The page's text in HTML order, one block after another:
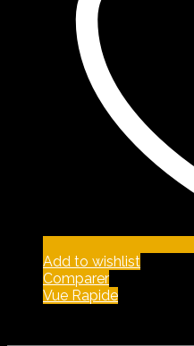
Add to wishlist
Comparer
Vue Rapide